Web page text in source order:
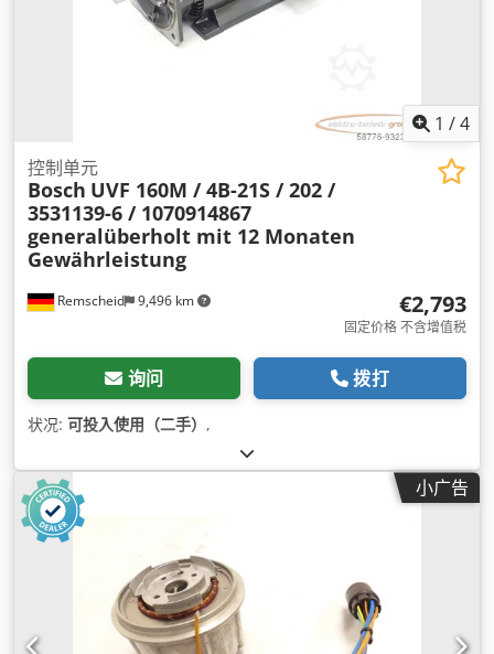
1 /4
Remscheid 9,496 km
控制单元
Bosch UVF 160M / 4B-21S / 202 /
3531139-6 / 1070914867
generalüberholt mit 12 Monaten
Gewährleistung
€2,793
固定价格 不含增值税
询问 拨打
状况: 可投入使用（二手） ,
小广告